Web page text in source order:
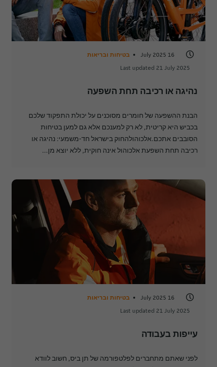
16 July 2025
בטיחות ובריאות
Last updated 21 July 2025
נהיגה או רכיבה תחת השפעה
הבנת ההשפעה של חומרים מסוכנים על יכולת התפקוד שלכם
בכביש היא קריטית, לא רק למענכם אלא גם למען בטיחות
הסובבים אתכם.אלכוהולהחוק בישראל חד-משמעי: נהיגה או
רכיבה תחת השפעת אלכוהול אינה חוקית, ללא יוצא מן...
16 July 2025
בטיחות ובריאות
Last updated 21 July 2025
עייפות בעבודה
לפני שאתם מתחברים לפלטפורמה של תן ביס, חשוב לוודא